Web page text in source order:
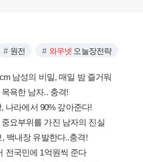
원전 와우넷 오늘장전략
남성의 비밀, 매일 밤 즐거워
욕한 남자.. 충격!
나라에서 90% 갚아준다!
요부위를 가진 남자의 진실
, 백내장 유발한다..충격!
전국민에 1억원씩 준다